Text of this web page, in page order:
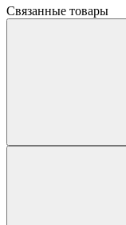
Связанные товары